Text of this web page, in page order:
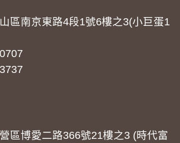
區南京東路4段1號6樓之3(小巨蛋1
區博愛二路366號21樓之3 (時代富